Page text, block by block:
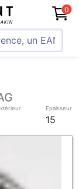
0
Epaisseur
15